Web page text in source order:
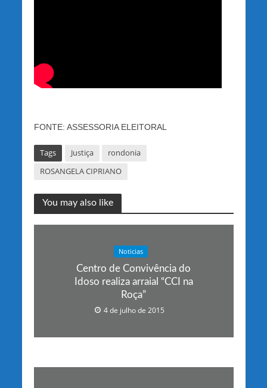
FONTE: ASSESSORIA ELEITORAL
Tags Justiça
rondonia
ROSANGELA CIPRIANO
You may also like
Noticias
Centro de Convivência do
Idoso realiza arraial “CCI na
Roça”
4 de julho de 2015